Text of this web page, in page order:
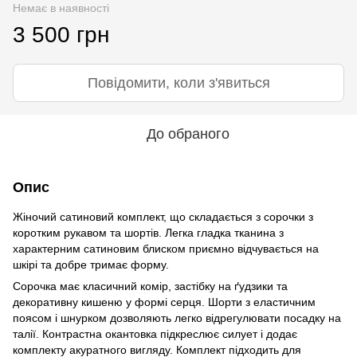
Немає в наявності
3 500 грн
Повідомити, коли з'явиться
До обраного
Опис
Жіночий сатиновий комплект, що складається з сорочки з
коротким рукавом та шортів. Легка гладка тканина з
характерним сатиновим блиском приємно відчувається на
шкірі та добре тримає форму.
Сорочка має класичний комір, застібку на ґудзики та
декоративну кишеню у формі серця. Шорти з еластичним
поясом і шнурком дозволяють легко відрегулювати посадку на
талії. Контрастна окантовка підкреслює силует і додає
комплекту акуратного вигляду. Комплект підходить для